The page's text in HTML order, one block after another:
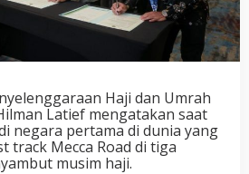
Haji dan Umrah
Latief mengatakan saat
negara pertama di dunia yang
track Mecca Road di tiga
musim haji.